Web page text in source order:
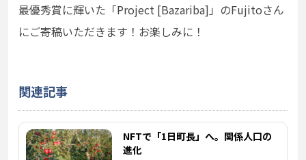
最優秀賞に輝いた「Project [Bazariba]」のFujitoさん
にご寄稿いただきます！お楽しみに！
関連記事
NFTで「1日町長」へ。関係人口の
進化